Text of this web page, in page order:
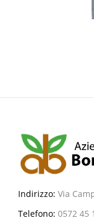
Indirizzo: Via
Telefono: 0572 45